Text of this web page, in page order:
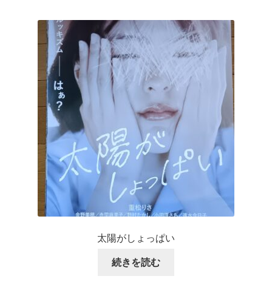
太陽がしょっぱい
続きを読む